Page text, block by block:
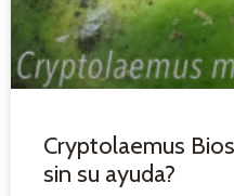
Cryptolaemus
sin su ayuda?